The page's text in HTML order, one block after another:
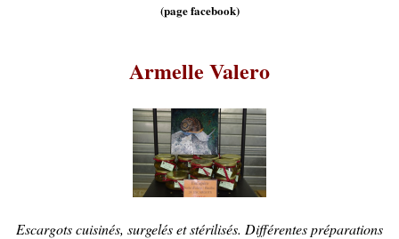
(page facebook)
Armelle Valero
Escargots cuisinés, surgelés et stérilisés. Différentes préparations